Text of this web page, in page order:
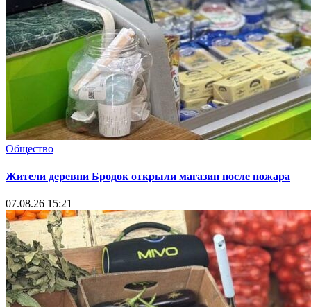
Общество
Жители деревни Бродок открыли магазин после пожара
07.08.26 15:21